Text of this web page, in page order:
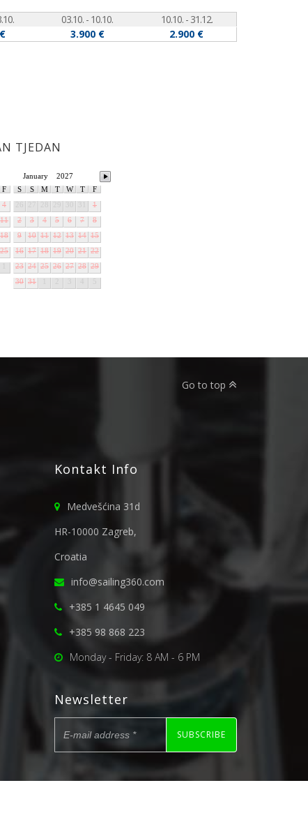
03.10. - 10.10.
10.10. - 31.12.
3.900 € 2.900 €
TJEDAN
F
4
11
18
25
2027
January
S
S M T W T
F
1
2
3 4 5 6 7
8
9
10 11 12 13 14 15
16 17 18 19 20 21 22
23 24 25 26 27 28 29
30 31
Go to top
Kontakt Info
Medvešćina 31d
HR-10000 Zagreb,
Croatia
info@sailing360.com
+385 1 4645 049
+385 98 868 223
Monday - Friday: 8 AM - 6 PM
Newsletter
SUBSCRIBE